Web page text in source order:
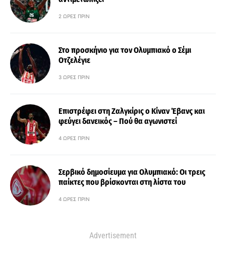
2 ΏΡΕΣ ΠΡΙΝ
Στο προσκήνιο για τον Ολυμπιακό ο Σέμι
Οτζελέγιε
3 ΏΡΕΣ ΠΡΙΝ
Επιστρέφει στη Ζαλγκίρις ο Κίναν Έβανς και
φεύγει δανεικός – Πού θα αγωνιστεί
4 ΏΡΕΣ ΠΡΙΝ
Σερβικό δημοσίευμα για Ολυμπιακό: Οι τρεις
παίκτες που βρίσκονται στη λίστα του
4 ΏΡΕΣ ΠΡΙΝ
Advertisement